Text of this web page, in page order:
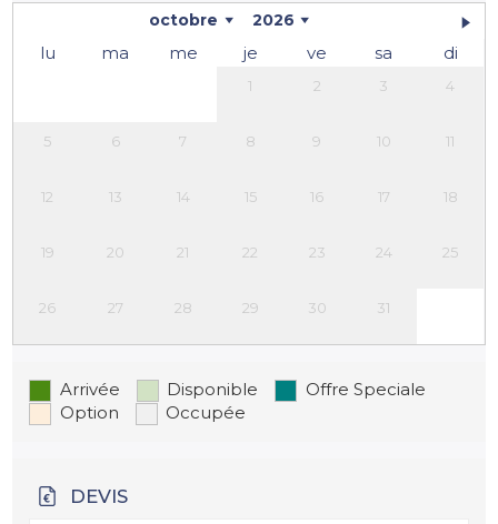
octobre 2026
lu ma me je ve sa di
1 2 3 4
5 6 7 8 9 10 11
12 13 14 15 16 17 18
19 20 21 22 23 24 25
26 27 28 29 30 31
Arrivée Disponible
Offre Speciale
Option
Occupée
DEVIS